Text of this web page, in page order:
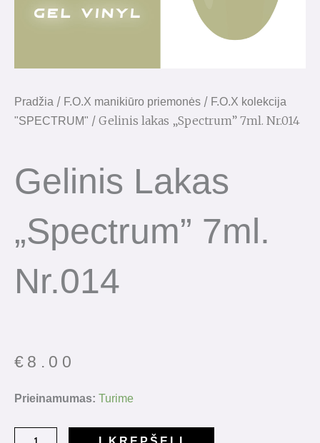
Pradžia / F.O.X manikiūro priemonės / F.O.X kolekcija
"SPECTRUM" / Gelinis lakas „Spectrum” 7ml. Nr.014
Gelinis Lakas
„Spectrum” 7ml.
Nr.014
€ 8.00
Prieinamumas: Turime
produkto